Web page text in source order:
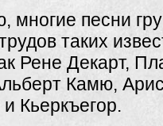
многие песни
таких
Рене Декарт,
Камю,
Кьеркъегор.